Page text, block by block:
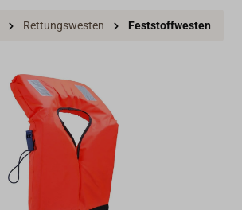
Rettungswesten Feststoffwesten